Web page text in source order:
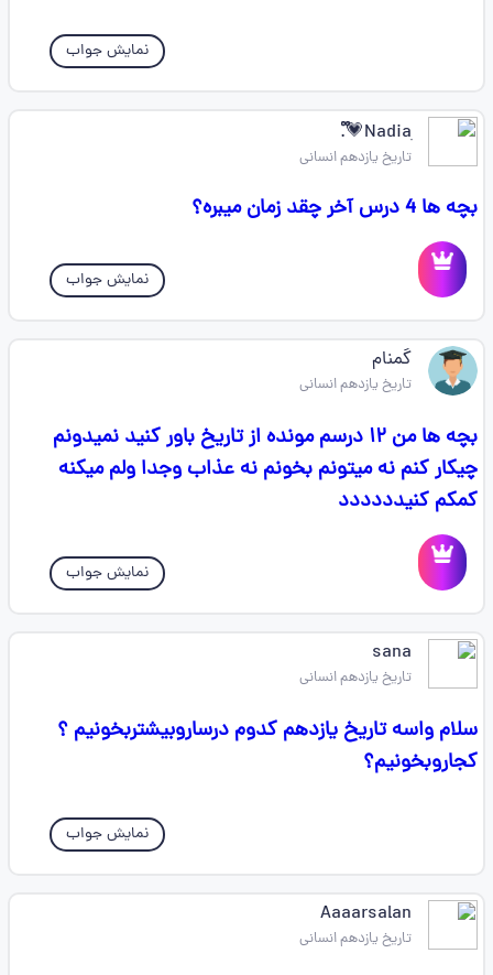
نمایش جواب
Nadiaִ💗᪲᪲᪲.
تاریخ یازدهم انسانی
بچه ها 4 درس آخر چقد زمان میبره؟
نمایش جواب
گمنام
تاریخ یازدهم انسانی
بچه ها من ۱۲ درسم مونده از تاریخ باور کنید نمیدونم
چیکار کنم نه میتونم بخونم نه عذاب وجدا ولم میکنه
کمکم کنیدددددد
نمایش جواب
sana
تاریخ یازدهم انسانی
سلام واسه تاریخ یازدهم کدوم درساروبیشتربخونیم ؟
کجاروبخونیم؟
نمایش جواب
Aaaarsalan
تاریخ یازدهم انسانی